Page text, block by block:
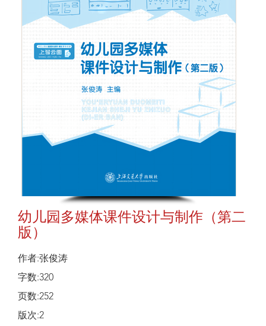
幼儿园多媒体课件设计与制作（第二
版）
作者:张俊涛
字数:320
页数:252
版次:2